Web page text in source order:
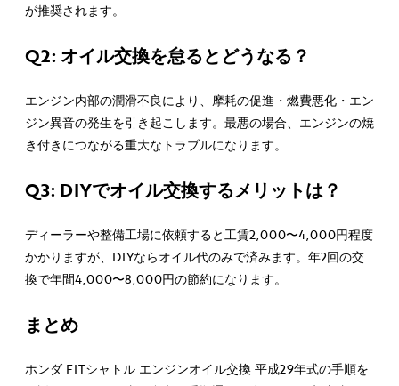
が推奨されます。
Q2: オイル交換を怠るとどうなる？
エンジン内部の潤滑不良により、摩耗の促進・燃費悪化・エン
ジン異音の発生を引き起こします。最悪の場合、エンジンの焼
き付きにつながる重大なトラブルになります。
Q3: DIYでオイル交換するメリットは？
ディーラーや整備工場に依頼すると工賃2,000〜4,000円程度
かかりますが、DIYならオイル代のみで済みます。年2回の交
換で年間4,000〜8,000円の節約になります。
まとめ
ホンダ FITシャトル エンジンオイル交換 平成29年式の手順を